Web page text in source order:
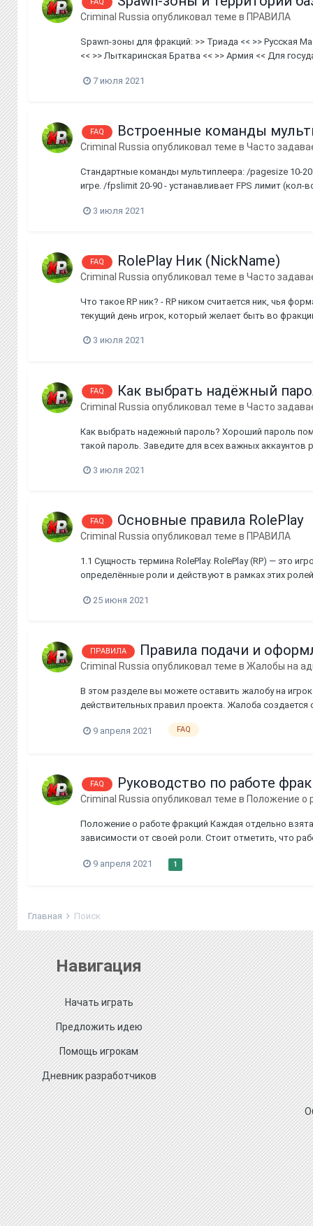
Criminal Russiaопубликовал теме в ПРАВИЛА
Spawn-зоны для фракций: >> Триада << >> Русская
<< >> Лыткаринская Братва << >> Армия << Для
7 июля 2021
FAQ Встроенные команды
Criminal Russia опубликовал теме в Часто
Стандартные команды мультиплеера: /pagesize 10-
игре. /fpslimit 20-90 - устанавливает FPS лимит
3 июля 2021
FAQ RolePlay Ник (NickName)
Criminal Russia опубликовал теме в Часто
Что такое RP ник? - RP ником считается ник, чья
текущий день игрок, который желает быть во
3 июля 2021
FAQ Как выбрать надёжный
Criminal Russia опубликовал теме в Часто
Как выбрать надежный пароль? Хороший пароль
такой пароль. Заведите для всех важных аккаунтов
3 июля 2021
FAQ Основные правила RolePlay
Criminal Russiaопубликовал теме в ПРАВИЛА
1.1 Сущность термина RolePlay. RolePlay (RP) — это
определённые роли и действуют в рамках этих
25 июня 2021
ПРАВИЛА Правила подачи и
Criminal Russia опубликовал теме в Жалобы на
В этом разделе вы можете оставить жалобу на
действительных правил проекта. Жалоба
9 апреля 2021
FAQ
FAQ Руководство по работе
Criminal Russiaопубликовал теме в Положение о
Положение о работе фракций Каждая отдельно
зависимости от своей роли. Стоит отметить, что
9 апреля 2021
1
Главная Поиск
Навигация
Начать играть
Предложить идею
Помощь игрокам
Дневник разработчиков